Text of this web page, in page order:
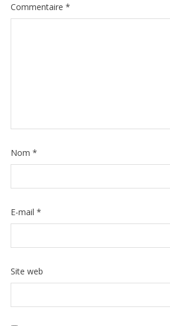
Commentaire *
Nom *
E-mail *
Site web